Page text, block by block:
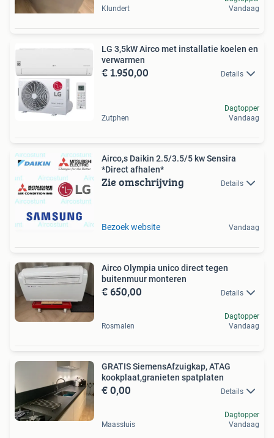
Klundert
Vandaag
LG 3,5kW Airco met installatie koelen en
verwarmen
€ 1.950,00 Details
Zutphen
Dagtopper
Vandaag
Airco,s Daikin 2.5/3.5/5 kw Sensira
*Direct afhalen*
Zie omschrijving Details
Bezoek website Vandaag
Airco Olympia unico direct tegen
buitenmuur monteren
€ 650,00 Details
Rosmalen
Dagtopper
Vandaag
GRATIS SiemensAfzuigkap, ATAG
kookplaat,granieten spatplaten
€ 0,00 Details
Maassluis
Dagtopper
Vandaag